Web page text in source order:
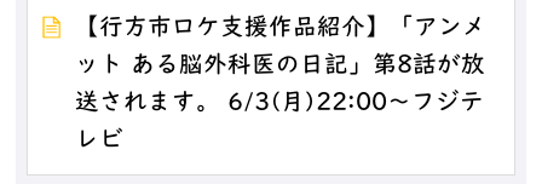
【行方市ロケ支援作品紹介】「アンメ
ット ある脳外科医の日記」第8話が放
送されます。 6/3(月)22:00～フジテ
レビ